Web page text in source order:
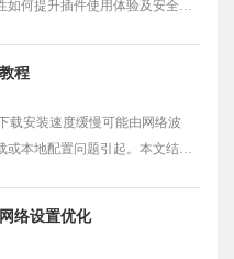
如何提升插件使用体验及安全
程
载安装速度缓慢可能由网络波
或本地配置问题引起。本文结合
，提升整体下载体验，减少等待
络设置优化